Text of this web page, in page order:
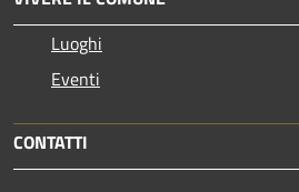
Luoghi
Eventi
CONTATTI